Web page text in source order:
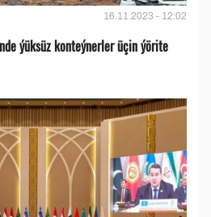
16.11.2023 - 12:02
ýüksüz konteýnerler üçin ýörite